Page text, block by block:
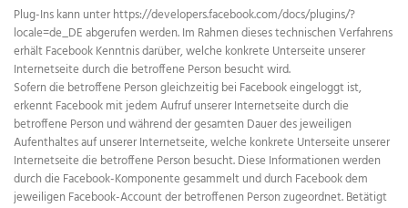
Plug-Ins kann unter https://developers.facebook.com/docs/plugins/?
locale=de_DE abgerufen werden. Im Rahmen dieses technischen Verfahrens
erhält Facebook Kenntnis darüber, welche konkrete Unterseite unserer
Internetseite durch die betroffene Person besucht wird.
Sofern die betroffene Person gleichzeitig bei Facebook eingeloggt ist,
erkennt Facebook mit jedem Aufruf unserer Internetseite durch die
betroffene Person und während der gesamten Dauer des jeweiligen
Aufenthaltes auf unserer Internetseite, welche konkrete Unterseite unserer
Internetseite die betroffene Person besucht. Diese Informationen werden
durch die Facebook-Komponente gesammelt und durch Facebook dem
jeweiligen Facebook-Account der betroffenen Person zugeordnet. Betätigt